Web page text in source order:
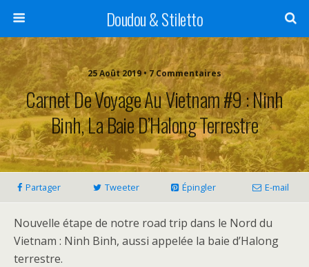
Doudou & Stiletto
25 Août 2019 • 7 Commentaires
Carnet De Voyage Au Vietnam #9 : Ninh
Binh, La Baie D’Halong Terrestre
Partager Tweeter Épingler E-mail
Nouvelle étape de notre road trip dans le Nord du
Vietnam : Ninh Binh, aussi appelée la baie d’Halong
terrestre.